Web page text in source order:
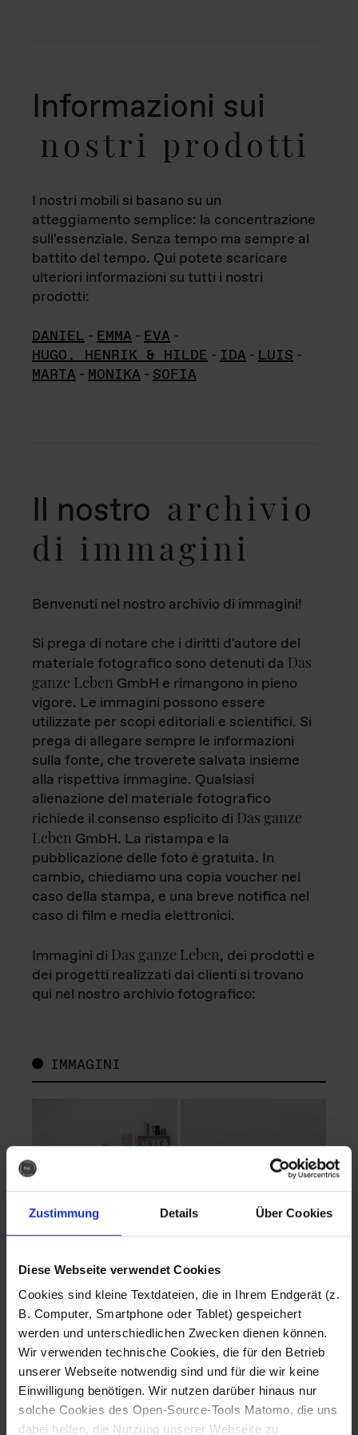
Zustimmung Details Über Cookies
Diese Webseite verwendet Cookies
Cookies sind kleine Textdateien, die in Ihrem Endgerät (z.
B. Computer, Smartphone oder Tablet) gespeichert
werden und unterschiedlichen Zwecken dienen können.
Wir verwenden technische Cookies, die für den Betrieb
unserer Webseite notwendig sind und für die wir keine
Einwilligung benötigen. Wir nutzen darüber hinaus nur
solche Cookies des Open-Source-Tools Matomo, die uns
dabei helfen, die Nutzung unserer Webseite zu
Informazioni sui
nostri prodotti
I nostri mobili si basano su un
atteggiamento semplice: la concentrazione
sull'essenziale. Senza tempo ma sempre al
battito del tempo. Qui potete scaricare
ulteriori informazioni su tutti i nostri
prodotti:
DANIEL - EMMA - EVA -
HUGO, HENRIK & HILDE - IDA - LUIS -
MARTA - MONIKA - SOFIA
Il nostro archivio
di immagini
Benvenuti nel nostro archivio di immagini!
Si prega di notare che i diritti d'autore del
materiale fotografico sono detenuti da Das
ganze Leben GmbH e rimangono in pieno
vigore. Le immagini possono essere
utilizzate per scopi editoriali e scientifici. Si
prega di allegare sempre le informazioni
sulla fonte, che troverete salvata insieme
alla rispettiva immagine. Qualsiasi
alienazione del materiale fotografico
richiede il consenso esplicito di Das ganze
Leben GmbH. La ristampa e la
pubblicazione delle foto è gratuita. In
cambio, chiediamo una copia voucher nel
caso della stampa, e una breve notifica nel
caso di film e media elettronici.
Immagini di Das ganze Leben, dei prodotti e
dei progetti realizzati dai clienti si trovano
qui nel nostro archivio fotografico:
IMMAGINI
Fotografo: Lorenz
Sternbach
Download
Fotografo: Lorenz
Sternbach
Download